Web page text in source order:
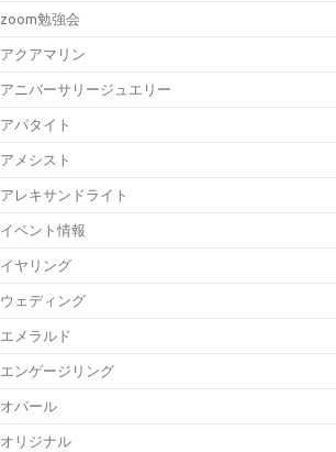
zoom勉強会
アクアマリン
アニバーサリージュエリー
アパタイト
アメシスト
アレキサンドライト
イベント情報
イヤリング
ウェディング
エメラルド
エンゲージリング
オパール
オリジナル